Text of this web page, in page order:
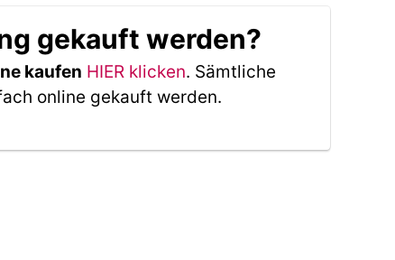
gekauft werden?
kaufen HIER klicken. Sämtliche
online gekauft werden.